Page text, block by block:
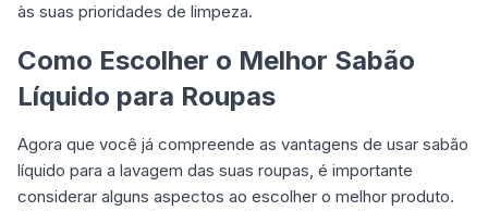
às suas prioridades de limpeza.
Como Escolher o Melhor Sabão
Líquido para Roupas
Agora que você já compreende as vantagens de usar sabão
líquido para a lavagem das suas roupas, é importante
considerar alguns aspectos ao escolher o melhor produto.